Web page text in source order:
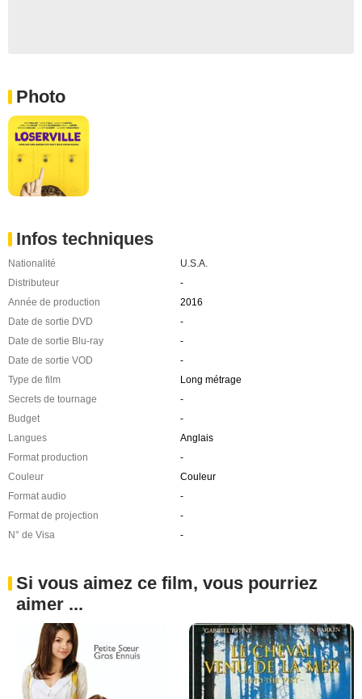
Photo
Infos techniques
Nationalité
U.S.A.
Distributeur
-
Année de production
2016
Date de sortie DVD
-
Date de sortie Blu-ray
-
Date de sortie VOD
-
Type de film
Long métrage
Secrets de tournage
-
Budget
-
Langues
Anglais
Format production
-
Couleur
Couleur
Format audio
-
Format de projection
-
N° de Visa
-
Si vous aimez ce film, vous pourriez
aimer ...